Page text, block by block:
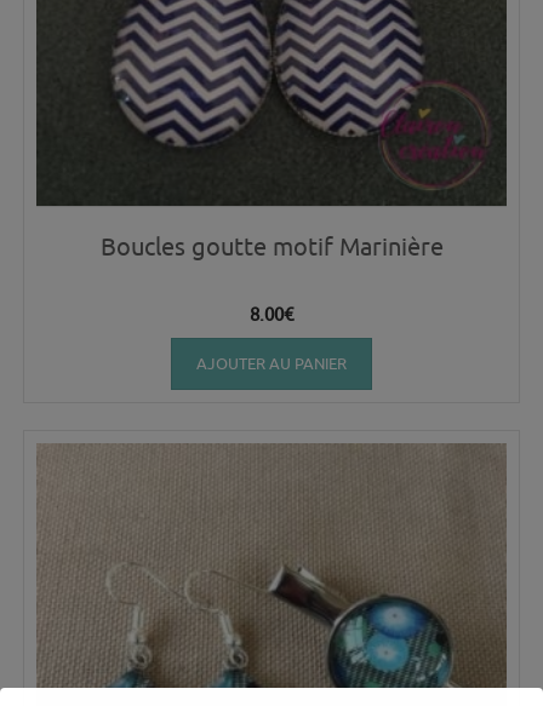
Boucles goutte motif Marinière
8.00€
AJOUTER AU PANIER